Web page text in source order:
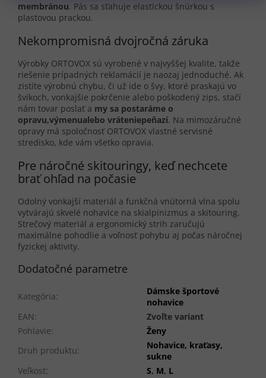
membránou. Pás sa sťahuje elastickou šnúrkou s
plastovou prackou.
Nekompromisná dvojročná záruka
Výrobky ORTOVOX sú vyrobené v najvyššej kvalite, takže
riešenie prípadných reklamácií je naozaj jednoduché. Ak
zistíte výrobnú chybu, či už ide o švy, ktoré praskajú vo
švíkoch, vonkajšie pokrčenie alebo poškodený zips, stačí
nám tovar poslať a my sa postaráme o
opravu,výmenualebo vráteniepeňazí. Na mimozáručné
opravy má spoločnosť ORTOVOX vlastné servisné
stredisko, kde vám všetko opravia.
Pre náročné skitouringy, keď nechcete
brať ohľad na počasie
Odolný vonkajší materiál a funkčná vnútorná vlna spolu
vytvárajú skvelé nohavice na skialpinizmus a skitouring.
Strečový materiál a ergonomický strih zaručujú
maximálne pohodlie a voľnosť pohybu aj počas náročnej
fyzickej aktivity.
Dodatočné parametre
Kategória:
Dámske športové
nohavice
EAN:
Zvoľte variant
Pohlavie:
Ženy
Druh produktu:
Nohavice, kraťasy,
sukne
Veľkosť: S, M, L